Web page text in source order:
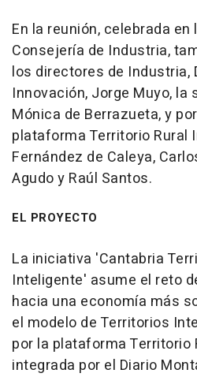
En la reunión, celebrada en
Consejería de Industria,
los directores de Industria,
Innovación, Jorge Muyo, la
Mónica de Berrazueta, y
plataforma Territorio Rural
Fernández de Caleya,
Agudo y Raúl Santos.
EL PROYECTO
La iniciativa 'Cantabria
Inteligente' asume el reto
hacia una economía más
el modelo de Territorios
por la plataforma Territorio
integrada por el Diario